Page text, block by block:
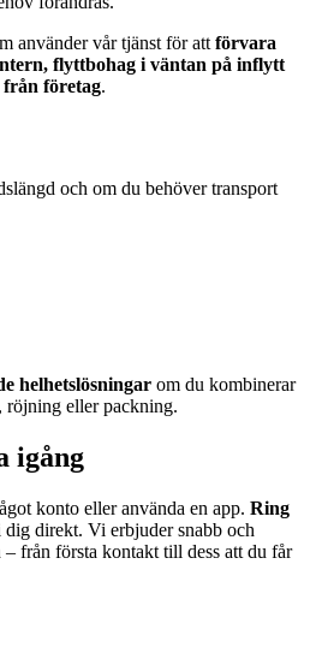
använder vår tjänst för att förvara
flyttbohag i väntan på inflytt
företag.
och om du behöver transport
helhetslösningar om du kombinerar
röjning eller packning.
igång
konto eller använda en app. Ring
dig direkt. Vi erbjuder snabb och
från första kontakt till dess att du får